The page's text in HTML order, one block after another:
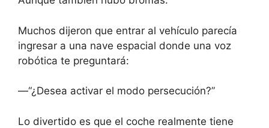
Muchos dijeron que entrar al vehículo parecía
ingresar a una nave espacial donde una voz
robótica te preguntará:
—“¿Desea activar el modo persecución?”
Lo divertido es que el coche realmente tiene